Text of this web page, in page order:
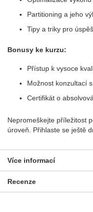
Partitioning a jeho
Tipy a triky pro
Bonusy ke kurzu:
Přístup k vysoce
Možnost konzultací
Certifikát o
Nepromeškejte příležitost
úroveň. Přihlaste se ještě
Více informací
Recenze